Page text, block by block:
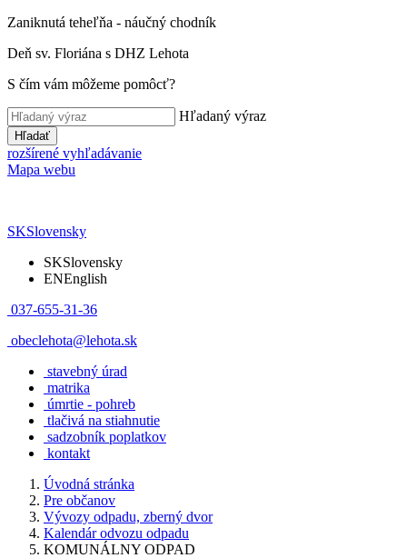
Zaniknutá teheľňa - náučný chodník
Deň sv. Floriána s DHZ Lehota
S čím vám môžeme pomôcť?
Hľadaný výraz
Hľadať
rozšírené vyhľadávanie
Mapa webu
SKSlovensky
SKSlovensky
ENEnglish
037-655-31-36
obeclehota@lehota.sk
stavebný úrad
matrika
úmrtie - pohreb
tlačivá na stiahnutie
sadzobník poplatkov
kontakt
Úvodná stránka
Pre občanov
Vývozy odpadu, zberný dvor
Kalendár odvozu odpadu
KOMUNÁLNY ODPAD